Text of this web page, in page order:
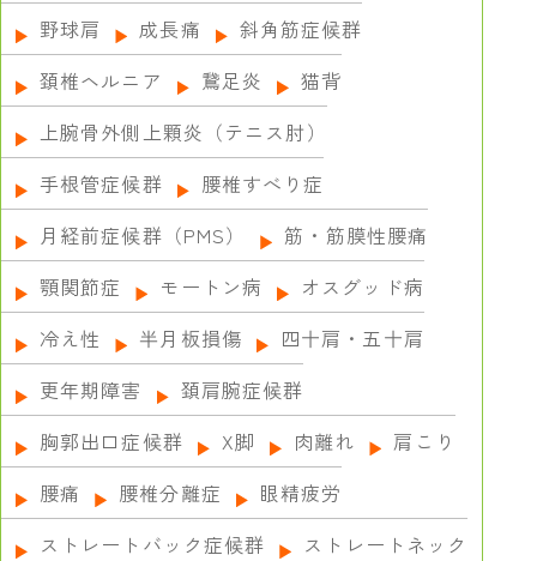
野球肩
成長痛
斜角筋症候群
頚椎ヘルニア
鵞足炎
猫背
上腕骨外側上顆炎（テニス肘）
手根管症候群
腰椎すべり症
月経前症候群（PMS）
筋・筋膜性腰痛
顎関節症
モートン病
オスグッド病
冷え性
半月板損傷
四十肩・五十肩
更年期障害
頚肩腕症候群
胸郭出口症候群
X脚 肉離れ
肩こり
腰痛
腰椎分離症
眼精疲労
ストレートバック症候群
ストレートネック